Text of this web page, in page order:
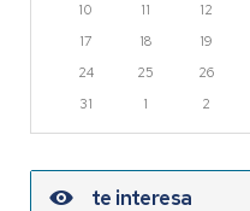
10
11 12
17
18 19
24
25 26
31
1 2
te interesa